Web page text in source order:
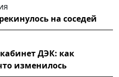
на соседей
ДЭК: как
изменилось